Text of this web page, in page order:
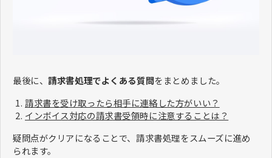
最後に、請求書処理でよくある質問をまとめました。
請求書を受け取ったら相手に連絡した方がいい？
インボイス対応の請求書受領時に注意することは？
疑問点がクリアになることで、請求書処理をスムーズに進め
られます。